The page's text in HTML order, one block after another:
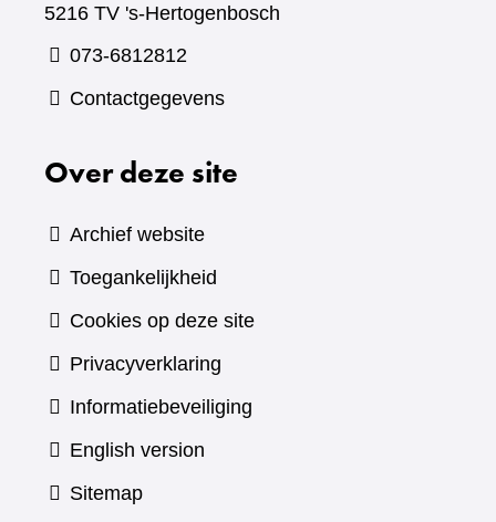
5216 TV 's-Hertogenbosch
073-6812812
Contactgegevens
Over deze site
Archief website
Toegankelijkheid
Cookies op deze site
Privacyverklaring
Informatiebeveiliging
English version
Sitemap